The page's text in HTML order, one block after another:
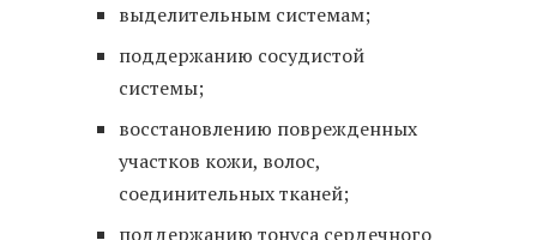
выделительным системам;
поддержанию сосудистой
системы;
восстановлению поврежденных
участков кожи, волос,
соединительных тканей;
поддержанию тонуса сердечного